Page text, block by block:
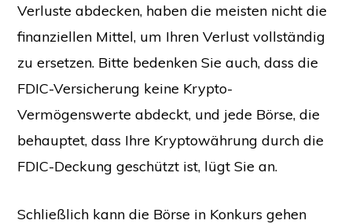
Verluste abdecken, haben die meisten nicht die
finanziellen Mittel, um Ihren Verlust vollständig
zu ersetzen. Bitte bedenken Sie auch, dass die
FDIC-Versicherung keine Krypto-
Vermögenswerte abdeckt, und jede Börse, die
behauptet, dass Ihre Kryptowährung durch die
FDIC-Deckung geschützt ist, lügt Sie an.
Schließlich kann die Börse in Konkurs gehen